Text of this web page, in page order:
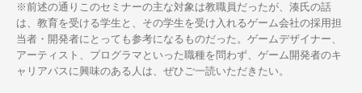
※前述の通りこのセミナーの主な対象は教職員だったが、湊氏の話
は、教育を受ける学生と、その学生を受け入れるゲーム会社の採用担
当者・開発者にとっても参考になるものだった。ゲームデザイナー、
アーティスト、プログラマといった職種を問わず、ゲーム開発者のキ
ャリアパスに興味のある人は、ぜひご一読いただきたい。